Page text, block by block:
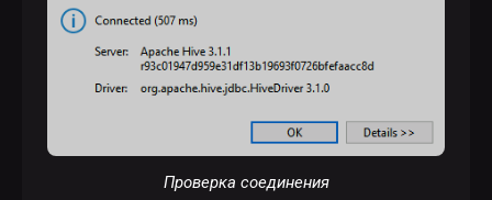
Проверка соединения